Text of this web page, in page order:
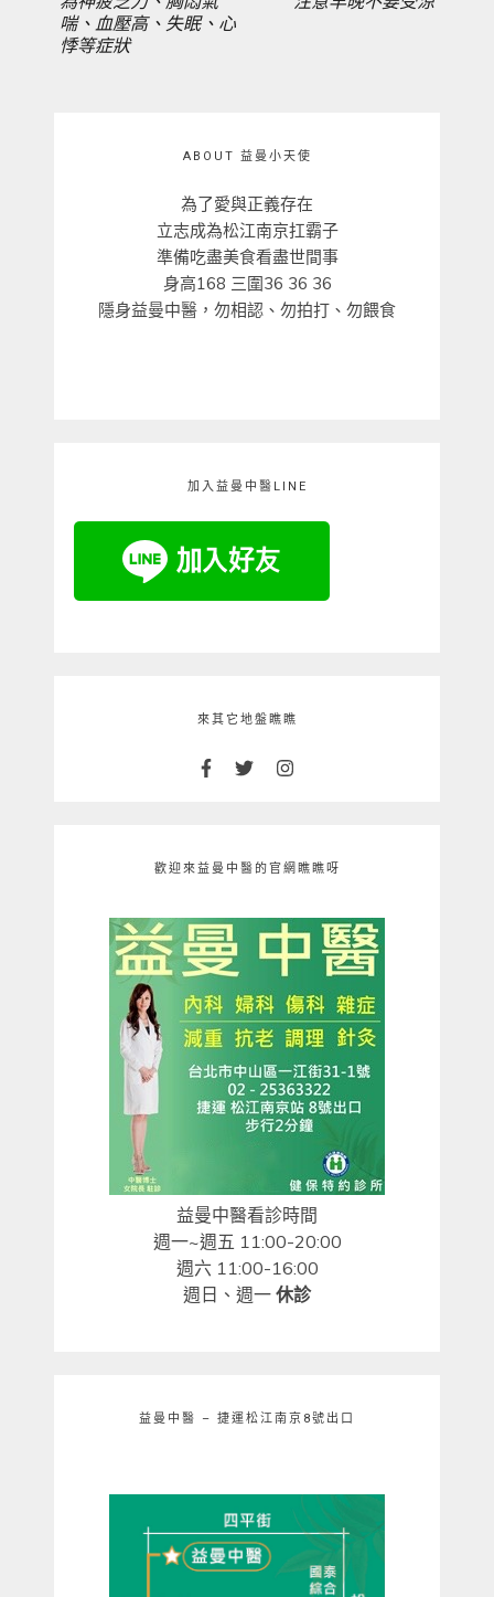
喘、血壓高、失眠、心
悸等症狀
ABOUT 益曼小天使
為了愛與正義存在
立志成為松江南京扛霸子
準備吃盡美食看盡世間事
身高168 三圍36 36 36
隱身益曼中醫，勿相認、勿拍打、勿餵食
加入益曼中醫LINE
來其它地盤瞧瞧
歡迎來益曼中醫的官網瞧瞧呀
益曼中醫看診時間
週一~週五 11:00-20:00
週六 11:00-16:00
週日、週一 休診
益曼中醫 – 捷運松江南京8號出口